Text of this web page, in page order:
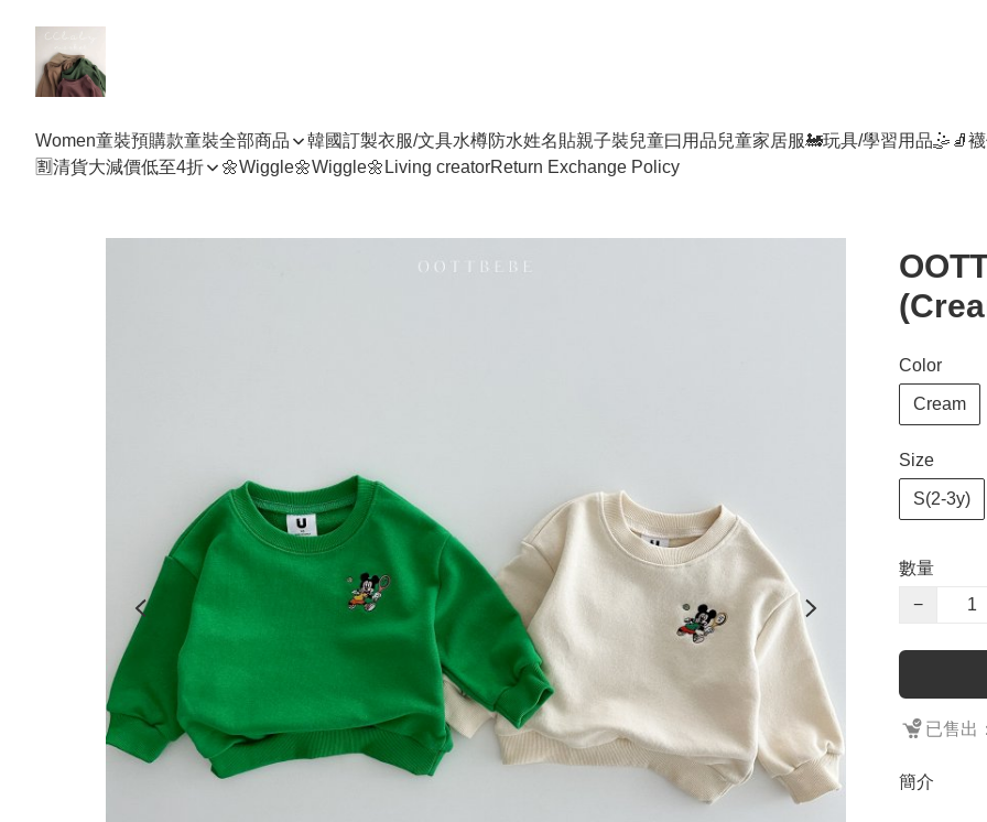
Women童裝預購款童裝全部商品 韓國訂製衣服/文具水樽防水姓名貼親子裝兒童曰用品兒童家居服🚂玩具/學習用品🤹 🧦
🈹清貨大減價低至4折
🌼Wiggle🌼Wiggle🌼 Living creatorReturn Exchange Policy
Color
Cream
Size
S(2-3y)
數量
−
已售出
簡介